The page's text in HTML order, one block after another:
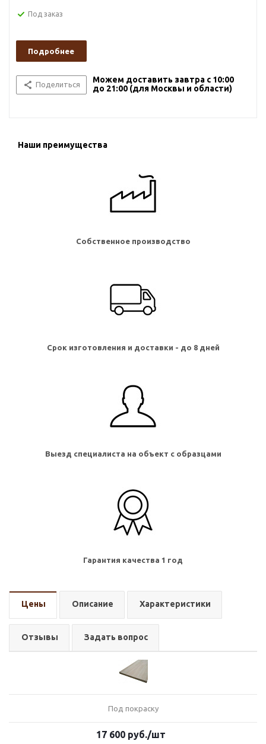
Под заказ
Подробнее
Поделиться
Можем доставить завтра с 10:00
до 21:00 (для Москвы и области)
Наши преимущества
Собственное производство
Срок изготовления и доставки - до 8 дней
Выезд специалиста на объект с образцами
Гарантия качества 1 год
Цены Описание Характеристики
Отзывы Задать вопрос
Под покраску
17 600 руб./шт